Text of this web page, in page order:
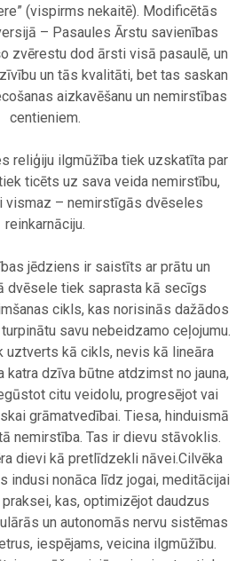
(vispirms nekaitē). Modificētās
– Pasaules Ārstu savienības
zvērestu dod ārsti visā pasaulē, un
un tās kvalitāti, bet tas saskan
aizkavēšanu un nemirstības
centieniem.
reliģiju ilgmūžība tiek uzskatīta par
ticēts uz sava veida nemirstību,
vismaz – nemirstīgās dvēseles
reinkarnāciju.
jēdziens ir saistīts ar prātu un
dvēsele tiek saprasta kā secīgs
cikls, kas norisinās dažādos
savu nebeidzamo ceļojumu.
uztverts kā cikls, nevis kā lineāra
katra dzīva būtne atdzimst no jauna,
citu veidolu, progresējot vai
grāmatvedībai. Tiesa, hinduismā
nemirstība. Tas ir dievu stāvoklis.
dievi kā pretlīdzekli nāvei.Cilvēka
indusi nonāca līdz jogai, meditācijai
kas, optimizējot daudzus
un autonomās nervu sistēmas
iespējams, veicina ilgmūžību.